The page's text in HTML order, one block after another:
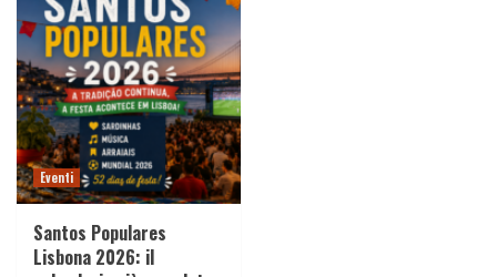
Eventi
Santos Populares
Lisbona 2026: il